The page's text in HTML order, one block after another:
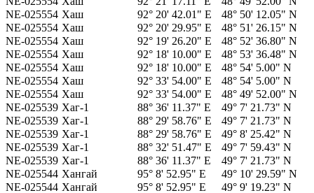
NE-025554 Хаш 92° 20' 42.01" E
48° 50' 12.05" N
NE-025554 Хаш 92° 20' 29.95" E
48° 51' 26.15" N
NE-025554 Хаш 92° 19' 26.20" E
48° 52' 36.80" N
NE-025554 Хаш 92° 18' 10.00" E
48° 53' 36.48" N
NE-025554 Хаш 92° 18' 10.00" E
48° 54' 5.00" N
NE-025554 Хаш 92° 33' 54.00" E
48° 54' 5.00" N
NE-025554 Хаш 92° 33' 54.00" E
48° 49' 52.00" N
NE-025539 Хаг-1 88° 36' 11.37" E
49° 7' 21.73" N
NE-025539 Хаг-1 88° 29' 58.76" E
49° 7' 21.73" N
NE-025539 Хаг-1 88° 29' 58.76" E
49° 8' 25.42" N
NE-025539 Хаг-1 88° 32' 51.47" E
49° 7' 59.43" N
NE-025539 Хаг-1 88° 36' 11.37" E
49° 7' 21.73" N
NE-025544 Хангай 95° 8' 52.95" E
49° 10' 29.59" N
NE-025544 Хангай 95° 8' 52.95" E
49° 9' 19.23" N